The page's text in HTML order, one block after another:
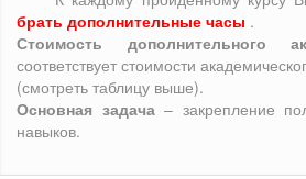
брать дополнительные часы .
Стоимость дополнительного
соответствует стоимости
(смотреть таблицу выше).
Основная задача– закрепление
навыков.